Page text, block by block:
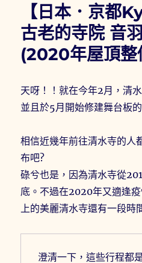
【日本．京都
古老的寺院 音
(2020年屋頂整
天呀！！就在今年2月，清
並且於5月開始修建舞台板
相信近幾年前往清水寺的人
布吧?
碌兮也是，因為清水寺從
底。不過在2020年又適逢
上的美麗清水寺還有一段時
澄清一下，這些行程都